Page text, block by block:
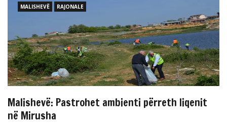
MALISHEVË RAJONALE
Malishevë: Pastrohet ambienti përreth liqenit
në Mirusha